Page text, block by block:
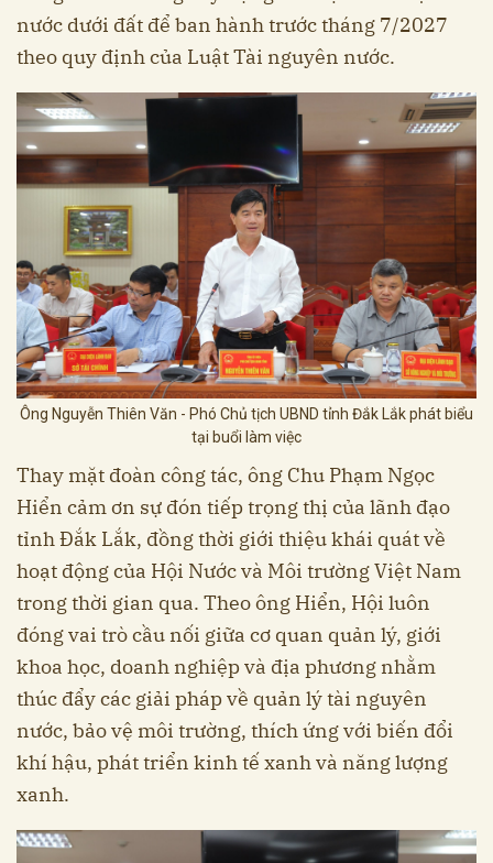
nước dưới đất để ban hành trước tháng 7/2027
theo quy định của Luật Tài nguyên nước.
Ông Nguyễn Thiên Văn - Phó Chủ tịch UBND tỉnh Đắk Lắk phát biểu
tại buổi làm việc
Thay mặt đoàn công tác, ông Chu Phạm Ngọc
Hiển cảm ơn sự đón tiếp trọng thị của lãnh đạo
tỉnh Đắk Lắk, đồng thời giới thiệu khái quát về
hoạt động của Hội Nước và Môi trường Việt Nam
trong thời gian qua. Theo ông Hiển, Hội luôn
đóng vai trò cầu nối giữa cơ quan quản lý, giới
khoa học, doanh nghiệp và địa phương nhằm
thúc đẩy các giải pháp về quản lý tài nguyên
nước, bảo vệ môi trường, thích ứng với biến đổi
khí hậu, phát triển kinh tế xanh và năng lượng
xanh.